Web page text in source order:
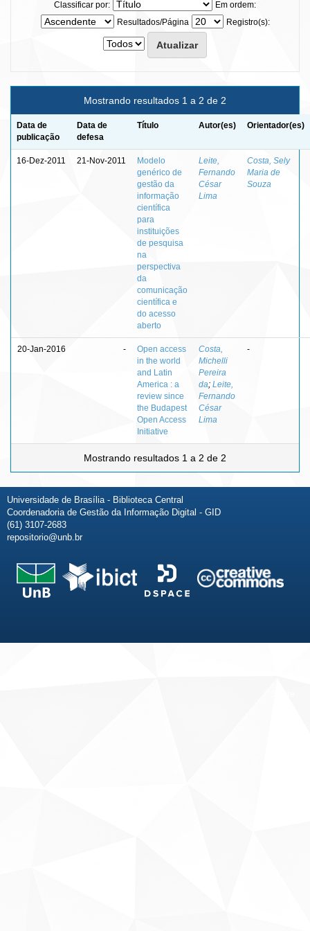
Classificar por:
Em ordem:
Resultados/Página
Registro(s):
Mostrando resultados 1 a 2 de 2
Data de
publicação
Data de
defesa
Título Autor(es) Orientador(es)
16-Dez-2011 21-Nov-2011
Modelo
genérico de
gestão da
informação
científica
para
instituições
de pesquisa
na
perspectiva
da
comunicação
científica e
do acesso
aberto
Leite,
Fernando
César
Lima
Costa, Sely
Maria de
Souza
20-Jan-2016 -
Open access
in the world
and Latin
America : a
review since
the Budapest
Open Access
Initiative
Costa,
Michelli
Pereira
da; Leite,
Fernando
César
Lima
-
Mostrando resultados 1 a 2 de 2
Universidade de Brasília - Biblioteca Central
Coordenadoria de Gestão da Informação Digital - GID
(61) 3107-2683
repositorio@unb.br